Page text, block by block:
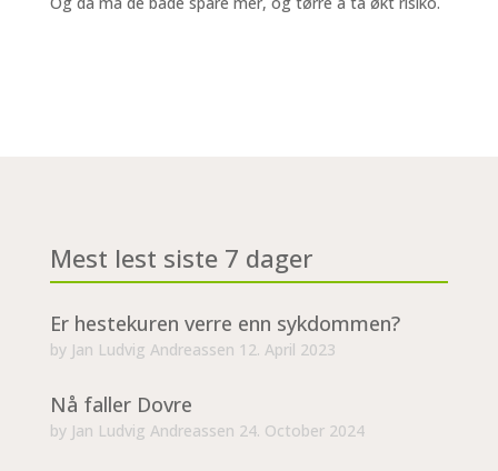
Mest lest siste 7 dager
Er hestekuren verre enn sykdommen?
by Jan Ludvig Andreassen 12. April 2023
Nå faller Dovre
by Jan Ludvig Andreassen 24. October 2024